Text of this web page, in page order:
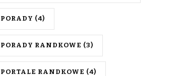
PORADY (4)
PORADY RANDKOWE (3)
PORTALE RANDKOWE (4)